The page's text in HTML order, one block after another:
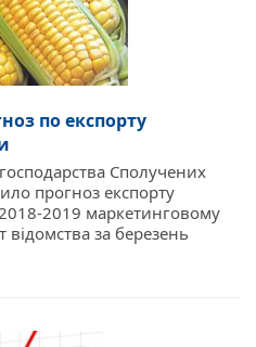
по експорту
Сполучених
прогноз експорту
2018-2019 маркетинговому
відомства за березень